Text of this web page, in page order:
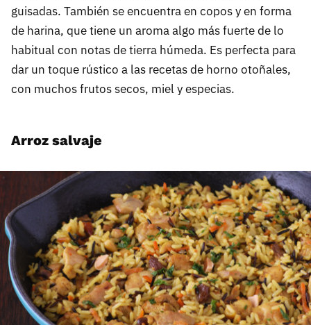
guisadas. También se encuentra en copos y en forma
de harina, que tiene un aroma algo más fuerte de lo
habitual con notas de tierra húmeda. Es perfecta para
dar un toque rústico a las recetas de horno otoñales,
con muchos frutos secos, miel y especias.
Arroz salvaje